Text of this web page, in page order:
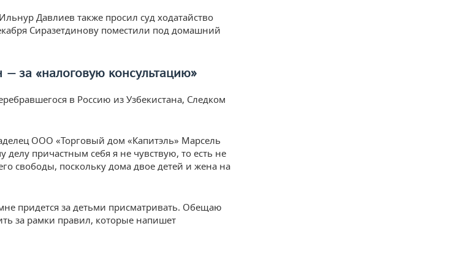
Давлиев также просил суд ходатайство
Сиразетдинову поместили под домашний
за «налоговую консультацию»
в Россию из Узбекистана, Следком
ООО «Торговый дом «Капитэль» Марсель
причастным себя я не чувствую, то есть не
свободы, поскольку дома двое детей и жена на
придется за детьми присматривать. Обещаю
за рамки правил, которые напишет